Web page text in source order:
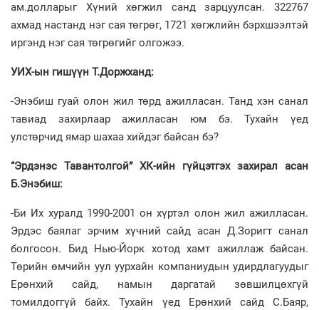
ам.долларыг Хүний хөгжил санд зарцуулсан. 322767
ахмад настанд нэг сая төгрөг, 1721 хөгжлийн бэрхшээлтэй
иргэнд нэг сая төгрөгийг олгожээ.
УИХ-ын гишүүн Т.Доржханд:
-Энэбиш гуай олон жил төрд ажилласан. Танд хэн санал
тавиад захирлаар ажилласан юм бэ. Тухайн үед
улстөрчид ямар шахаа хийдэг байсан бэ?
“Эрдэнэс Тавантолгой” ХК-ийн гүйцэтгэх захирал асан
Б.Энэбиш:
-Би Их хуралд 1990-2001 он хүртэл олон жил ажилласан.
Эрдэс баялаг эрчим хүчний сайд асан Д.Зоригт санал
болгосон. Бид Нью-Йорк хотод хамт ажиллаж байсан.
Төрийн өмчийн уул уурхайн компаниудын удирдлагуудыг
Ерөнхий сайд, намын даргатай зөвшилцөхгүй
томилдоггүй байх. Тухайн үед Ерөнхий сайд С.Баяр,